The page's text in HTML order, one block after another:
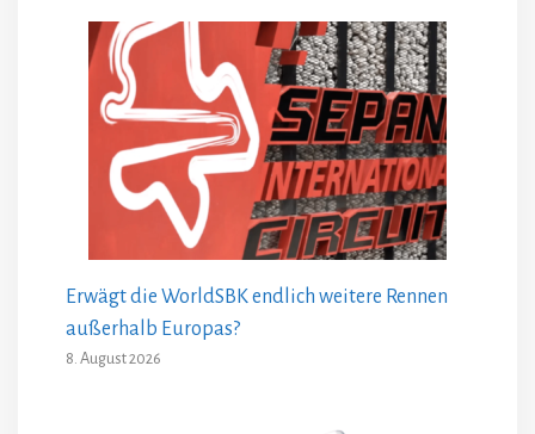
Erwägt die WorldSBK endlich weitere Rennen
außerhalb Europas?
8. August 2026